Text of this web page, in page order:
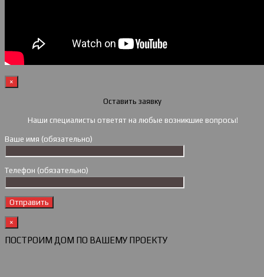
×
Оставить заявку
Наши специалисты ответят на любые возникшие вопросы!
Ваше имя (обязательно)
Телефон (обязательно)
×
ПОСТРОИМ ДОМ ПО ВАШЕМУ ПРОЕКТУ